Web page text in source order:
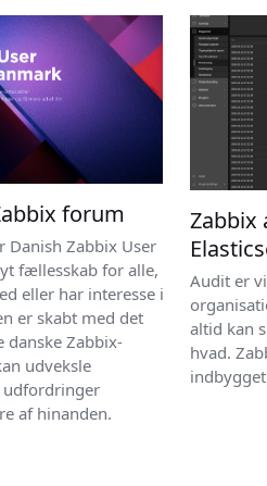
forum
Danish Zabbix User
fællesskab for alle,
eller har interesse i
er skabt med det
danske Zabbix-
udveksle
udfordringer
af hinanden.
Zabbix
Audit er
altid kan
hvad.